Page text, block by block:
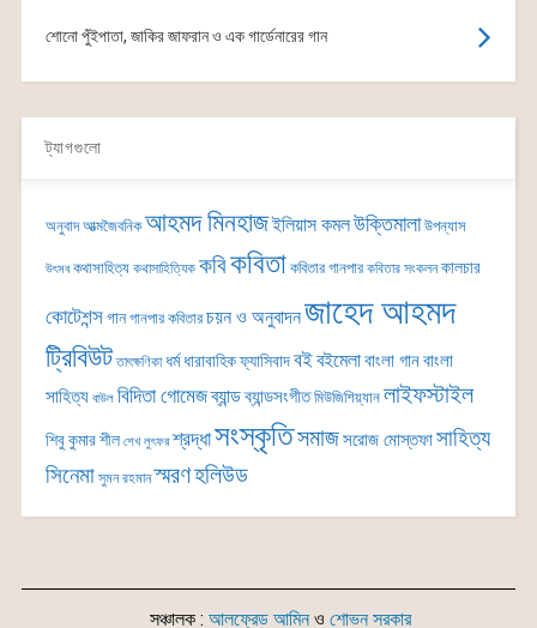
শোনো পুঁইপাতা, জাকির জাফরান ও এক গার্ডেনারের গান
ট্যাগগুলো
অনুবাদ আত্মজৈবনিক আহমদ মিনহাজইলিয়াস কমলউক্তিমালা উপন্যাস
উৎসব কথাসাহিত্য কথাসাহিত্যিক কবিকবিতা কবিতার গানপার কবিতার সংকলন কালচার
কোটেশন্সগান গানপার কবিতার চয়ন ও অনুবাদনজাহেদ আহমদ
ট্রিবিউট তাৎক্ষণিকা ধর্ম ধারাবাহিকফ্যাসিবাদবইবইমেলাবাংলা গানবাংলা
সাহিত্য বাউল বিদিতা গোমেজব্যান্ডব্যান্ডসংগীত মিউজিশিয়্যান লাইফস্টাইল
শিবু কুমার শীল শেখ লুৎফর শ্রদ্ধাসংস্কৃতিসমাজসরোজ মোস্তফাসাহিত্য
সিনেমা সুমন রহমান স্মরণহলিউড
সঞ্চালক : আলফ্রেড আমিনও শোভন সরকার